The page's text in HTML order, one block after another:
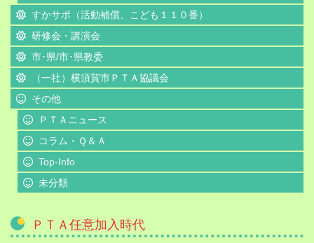
すかサポ（活動補償、こども１１０番）
研修会・講演会
市･県/市･県教委
（一社）横須賀市ＰＴＡ協議会
その他
ＰＴＡニュース
コラム・Ｑ＆Ａ
Top-Info
未分類
ＰＴＡ任意加入時代